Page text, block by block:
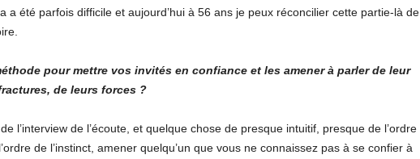
a été parfois difficile et aujourd’hui à 56 ans je peux réconcilier cette partie-là de
pour mettre vos invités en confiance et les amener à parler de leur
de leurs forces ?
l’interview de l’écoute, et quelque chose de presque intuitif, presque de l’ordre
de l’instinct, amener quelqu’un que vous ne connaissez pas à se confier à